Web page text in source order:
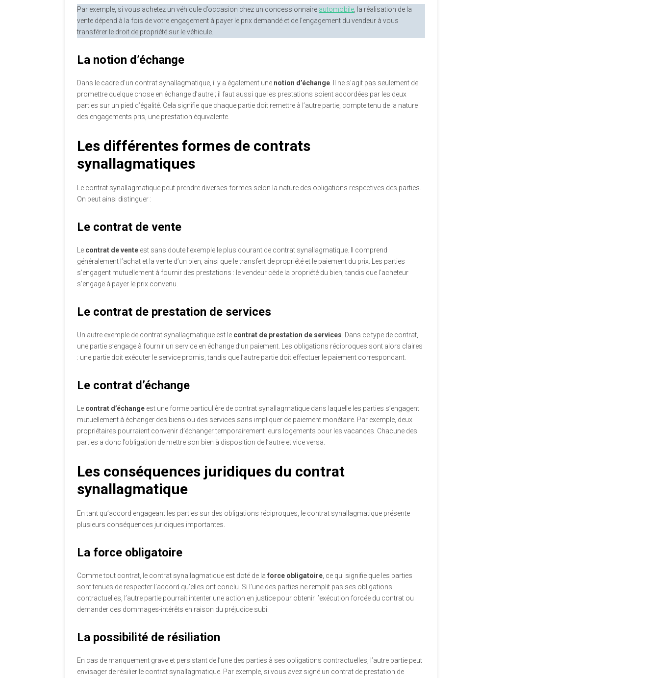
Par exemple, si vous achetez un véhicule d’occasion chez un concessionnaire automobile , la réalisation de la
vente dépend à la fois de votre engagement à payer le prix demandé et de l’engagement du vendeur à vous
transférer le droit de propriété sur le véhicule.
La notion d’échange
Dans le cadre d’un contrat synallagmatique, il y a également une notion d’échange . Il ne s’agit pas seulement de
promettre quelque chose en échange d’autre ; il faut aussi que les prestations soient accordées par les deux
parties sur un pied d’égalité. Cela signifie que chaque partie doit remettre à l’autre partie, compte tenu de la nature
des engagements pris, une prestation équivalente.
Les différentes formes de contrats
synallagmatiques
Le contrat synallagmatique peut prendre diverses formes selon la nature des obligations respectives des parties.
On peut ainsi distinguer :
Le contrat de vente
Le contrat de vente est sans doute l’exemple le plus courant de contrat synallagmatique. Il comprend
généralement l’achat et la vente d’un bien, ainsi que le transfert de propriété et le paiement du prix. Les parties
s’engagent mutuellement à fournir des prestations : le vendeur cède la propriété du bien, tandis que l’acheteur
s’engage à payer le prix convenu.
Le contrat de prestation de services
Un autre exemple de contrat synallagmatique est le contrat de prestation de services . Dans ce type de contrat,
une partie s’engage à fournir un service en échange d’un paiement. Les obligations réciproques sont alors claires
: une partie doit exécuter le service promis, tandis que l’autre partie doit effectuer le paiement correspondant.
Le contrat d’échange
Le contrat d’échange est une forme particulière de contrat synallagmatique dans laquelle les parties s’engagent
mutuellement à échanger des biens ou des services sans impliquer de paiement monétaire. Par exemple, deux
propriétaires pourraient convenir d’échanger temporairement leurs logements pour les vacances. Chacune des
parties a donc l’obligation de mettre son bien à disposition de l’autre et vice versa.
Les conséquences juridiques du contrat
synallagmatique
En tant qu’accord engageant les parties sur des obligations réciproques, le contrat synallagmatique présente
plusieurs conséquences juridiques importantes.
La force obligatoire
Comme tout contrat, le contrat synallagmatique est doté de la force obligatoire , ce qui signifie que les parties
sont tenues de respecter l’accord qu’elles ont conclu. Si l’une des parties ne remplit pas ses obligations
contractuelles, l’autre partie pourrait intenter une action en justice pour obtenir l’exécution forcée du contrat ou
demander des dommages-intérêts en raison du préjudice subi.
La possibilité de résiliation
En cas de manquement grave et persistant de l’une des parties à ses obligations contractuelles, l’autre partie peut
envisager de résilier le contrat synallagmatique. Par exemple, si vous avez signé un contrat de prestation de